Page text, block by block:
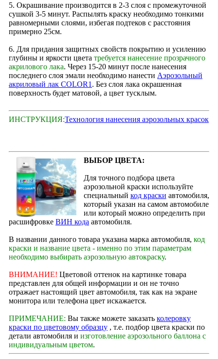
5. Окрашивание производится в 2‑3 слоя с промежуточной
сушкой 3-5 минут. Распылять краску необходимо тонкими
равномерными слоями, избегая подтеков с расстояния
примерно 25см.
6. Для придания защитных свойств покрытию и усилению
глубины и яркости цвета требуется нанесение прозрачного
акрилового лака. Через 15‑20 минут после нанесения
последнего слоя эмали необходимо нанести Аэрозольный
акриловый лак COLOR1 . Без слоя лака окрашенная
поверхность будет матовой, а цвет тусклым.
ИНСТРУКЦИЯ:Технология нанесения аэрозольных красок
ВЫБОР ЦВЕТА:
Для точного подбора цвета
аэрозольной краски используйте
специальный код краски автомобиля,
который указан на самом автомобиле
или который можно определить при
расшифровке ВИН кода автомобиля.
В названии данного товара указана марка автомобиля, код
краски и название цвета - именно по этим параметрам
необходимо выбирать аэрозольную автокраску.
ВНИМАНИЕ! Цветовой оттенок на картинке товара
представлен для общей информации и он не точно
отражает настоящий цвет автомобиля, так как на экране
монитора или телефона цвет искажается.
ПРИМЕЧАНИЕ: Вы также можете заказать колеровку
краски по цветовому образцу , т.е. подбор цвета краски по
детали автомобиля и изготовление аэрозольного баллона с
индивидуальным цветом.